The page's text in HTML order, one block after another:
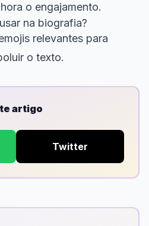
o engajamento.
na biografia?
relevantes para
o texto.
artigo
Twitter